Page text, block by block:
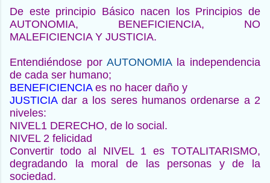
De este principio Básico nacen los Principios de
AUTONOMIA, BENEFICIENCIA, NO
MALEFICIENCIA Y JUSTICIA.
Entendiéndose por AUTONOMIAla independencia
de cada ser humano;
BENEFICIENCIA es no hacer daño y
JUSTICIAdar a los seres humanos ordenarse a 2
niveles:
NIVEL1 DERECHO, de lo social.
NIVEL 2 felicidad
Convertir todo al NIVEL 1 es TOTALITARISMO,
degradando la moral de las personas y de la
sociedad.